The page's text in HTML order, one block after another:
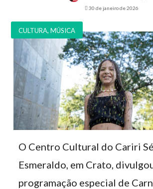
30 de janeiro de 2026
CULTURA,MÚSICA
O Centro Cultural do Cariri
Esmeraldo, em Crato,
programação especial de